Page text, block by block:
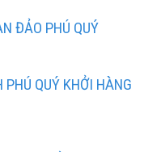
ĐẢO PHÚ QUÝ
QUÝ KHỞI HÀNG